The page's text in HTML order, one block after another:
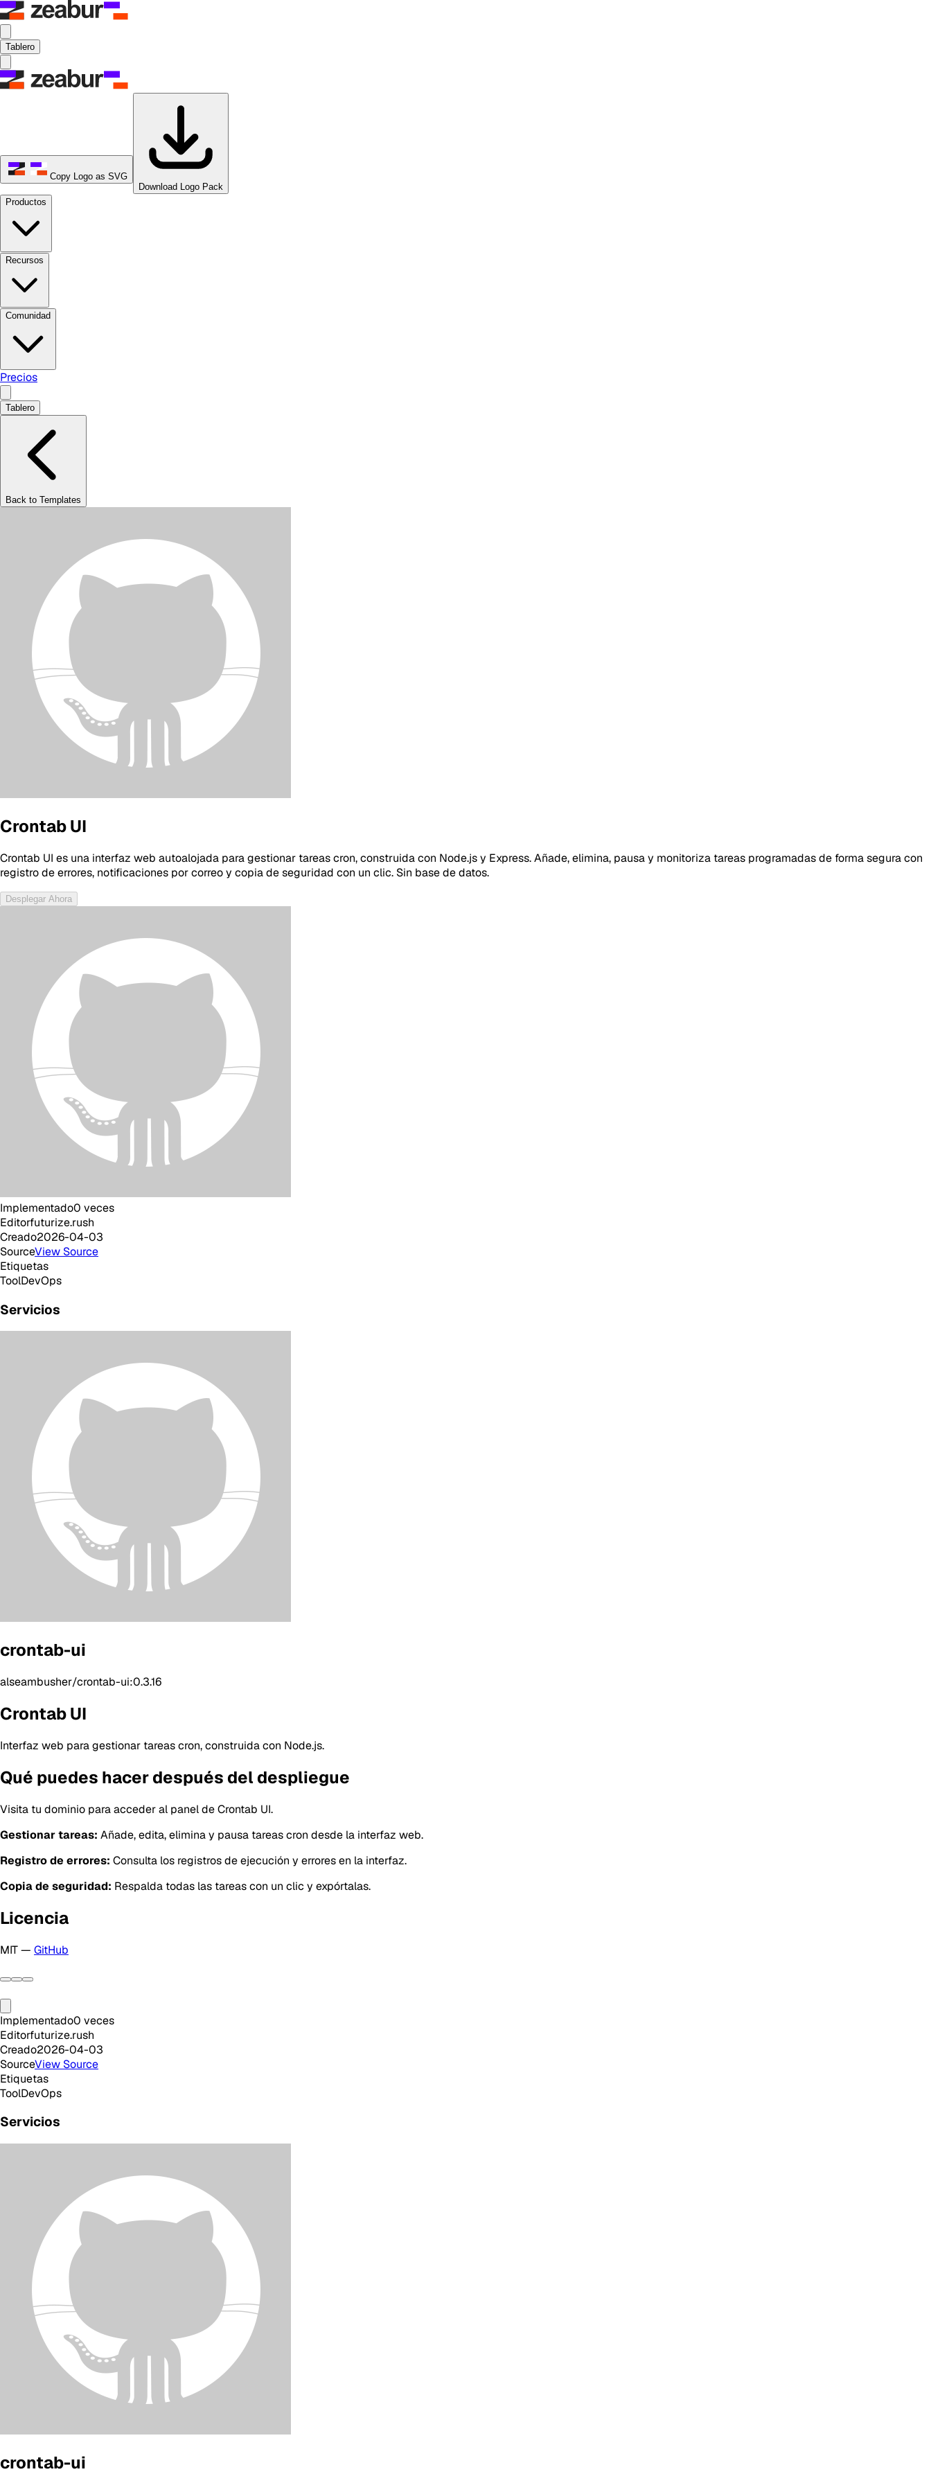
Tablero
Copy Logo as SVG
Download Logo Pack
Productos
Recursos
Comunidad
Precios
Tablero
Back to Templates
Crontab UI
Crontab UI es una interfaz web autoalojada para gestionar tareas cron, construida con Node.js y Express. Añade, elimina, pausa y monitoriza tareas programadas de forma segura con
registro de errores, notificaciones por correo y copia de seguridad con un clic. Sin base de datos.
Desplegar Ahora
Implementado0 veces
Editorfuturize.rush
Creado2026-04-03
SourceView Source
Etiquetas
ToolDevOps
Servicios
crontab-ui
alseambusher/crontab-ui:0.3.16
Crontab UI
Interfaz web para gestionar tareas cron, construida con Node.js.
Qué puedes hacer después del despliegue
Visita tu dominio para acceder al panel de Crontab UI.
Gestionar tareas: Añade, edita, elimina y pausa tareas cron desde la interfaz web.
Registro de errores: Consulta los registros de ejecución y errores en la interfaz.
Copia de seguridad: Respalda todas las tareas con un clic y expórtalas.
Licencia
MIT — GitHub
Implementado0 veces
Editorfuturize.rush
Creado2026-04-03
SourceView Source
Etiquetas
ToolDevOps
Servicios
crontab-ui